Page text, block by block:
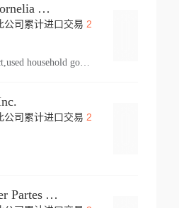
Russell James Cornelia Arlington Va
公司累计进口交易 2
personal effect,used household goods
公司累计进口交易 2
Dpm Draexlmaier Partes Automotrices Corr Ind Huejotzingo